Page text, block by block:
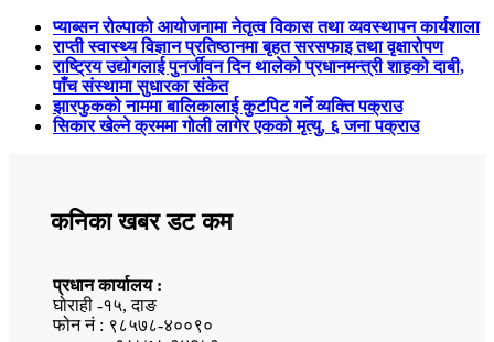
प्याब्सन रोल्पाको आयोजनामा नेतृत्व विकास तथा व्यवस्थापन कार्यशाला
राप्ती स्वास्थ्य विज्ञान प्रतिष्ठानमा बृहत सरसफाइ तथा वृक्षारोपण
राष्ट्रिय उद्योगलाई पुनर्जीवन दिन थालेको प्रधानमन्त्री शाहको दाबी,
पाँच संस्थामा सुधारका संकेत
झारफुकको नाममा बालिकालाई कुटपिट गर्ने व्यक्ति पक्राउ
सिकार खेल्ने क्रममा गोली लागेर एकको मृत्यु, ६ जना पक्राउ
कनिका खबर डट कम
प्रधान कार्यालय :
घोराही -१५, दाङ
फोन नं : ९८५७८-४००९०